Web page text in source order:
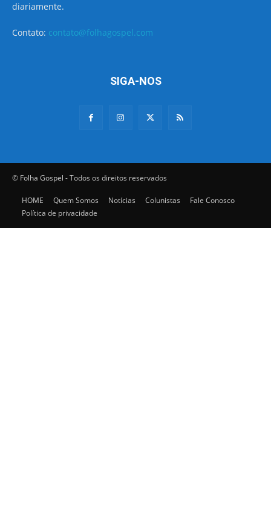
diariamente.
Contato: contato@folhagospel.com
SIGA-NOS
© Folha Gospel - Todos os direitos reservados
HOME Quem Somos Notícias Colunistas
Fale Conosco
Política de privacidade